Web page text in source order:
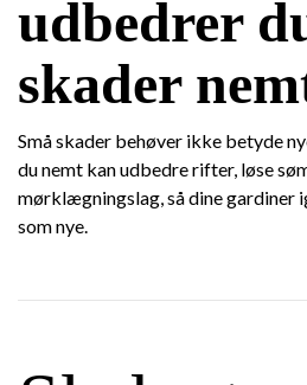
udbedrer
skader
Små skader behøver ikke betyde
du nemt kan udbedre rifter, løse
mørklægningslag, så dine gardiner
som nye.